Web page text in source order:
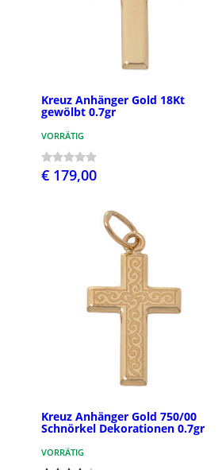
Kreuz Anhänger Gold 18Kt
gewölbt 0.7gr
VORRÄTIG
€ 179,00
Kreuz Anhänger Gold 750/00
Schnörkel Dekorationen 0.7gr
VORRÄTIG